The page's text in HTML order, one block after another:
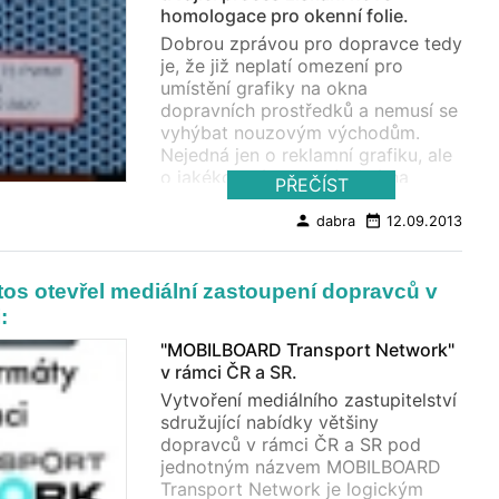
homologace pro okenní folie.
Dobrou zprávou pro dopravce tedy
je, že již neplatí omezení pro
umístění grafiky na okna
dopravních prostředků a nemusí se
vyhýbat nouzovým východům.
Nejedná jen o reklamní grafiku, ale
o jakékoli nápisy umístěné na
nouzové východy – tedy i
samolepky EU, ROP, technické
podmínky nové legislativy. Je tedy
upozornit všechny zájemce o polep
oken na nové podmínky a
požadavky na materiál a
dokumentaci. Tyto podmínky
mohou být pro každý typ vozu a
město individuální. Každý vůz má
totiž jiný počet nouzových
PŘEČÍST
person dabra date_range 12.09.2013
otevřel mediální zastoupení dopravců v
"MOBILBOARD Transport Network"
v rámci ČR a SR.
Vytvoření mediálního zastupitelství
sdružující nabídky většiny
dopravců v rámci ČR a SR pod
jednotným názvem MOBILBOARD
Transport Network je logickým